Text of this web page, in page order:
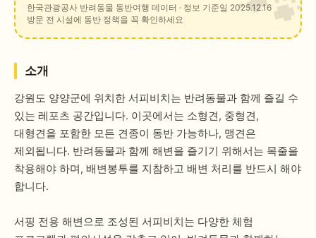
한국관광공사 반려동물 동반여행 데이터 · 정보 기준일 2025.12.16
방문 전 시설에 동반 정책을 꼭 확인하세요
소개
강원도 양양군에 위치한 서피비치는 반려동물과 함께 즐길 수
있는 레포츠 공간입니다. 이곳에서는 소형견, 중형견,
대형견을 포함한 모든 견종이 동반 가능하나, 맹견은
제외됩니다. 반려동물과 함께 해변을 즐기기 위해서는 목줄을
착용해야 하며, 배변봉투를 지참하고 배변 처리를 반드시 해야
합니다.
서핑 전용 해변으로 조성된 서피비치는 다양한 체험